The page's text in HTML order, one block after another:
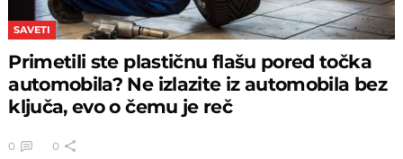
SAVETI
Primetili ste plastičnu flašu pored točka
automobila? Ne izlazite iz automobila bez
ključa, evo o čemu je reč
0 0